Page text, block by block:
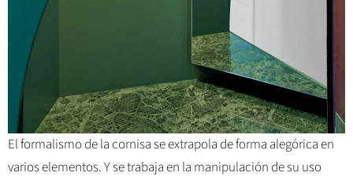
El formalismo de la cornisa se extrapola de forma alegórica en
varios elementos. Y se trabaja en la manipulación de su uso